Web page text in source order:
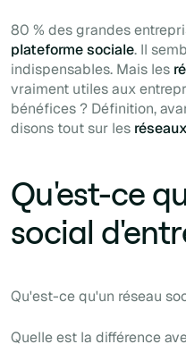
80 % des grandes
plateforme sociale. Il
indispensables. Mais les
vraiment utiles aux
bénéfices ? Définition,
disons tout sur les
Qu'est-ce
social
Qu'est-ce qu'un réseau
Quelle est la différence